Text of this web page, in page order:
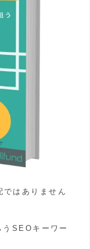
ではありません
SEOキーワー